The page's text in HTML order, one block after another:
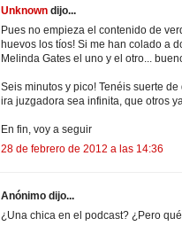
Unknown dijo...
Pues no empieza el contenido de
huevos los tíos! Si me han colado a
Melinda Gates el uno y el otro...
Seis minutos y pico! Tenéis suerte
ira juzgadora sea infinita, que otros
En fin, voy a seguir
28 de febrero de 2012 a las 14:36
Anónimo dijo...
¿Una chica en el podcast? ¿Pero